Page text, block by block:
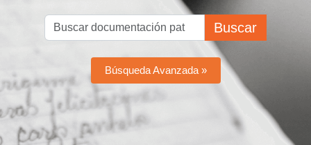
Buscar
Búsqueda Avanzada »